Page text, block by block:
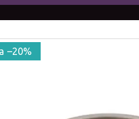
–20%